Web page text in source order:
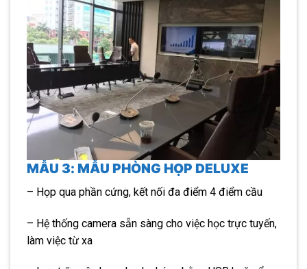
MẪU 3: MẪU PHÒNG HỌP DELUXE
– Họp qua phần cứng, kết nối đa điểm 4 điểm cầu
– Hệ thống camera sẵn sàng cho việc học trực tuyến,
làm việc từ xa